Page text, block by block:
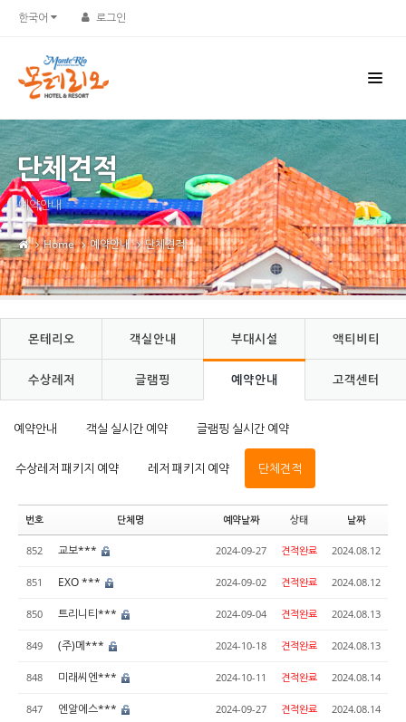
한국어 로그인
단체견적
예약안내
Home 예약안내 단체견적
몬테리오 객실안내 부대시설 액티비티
수상레저 글램핑 예약안내 고객센터
예약안내 객실 실시간 예약 글램핑 실시간 예약
수상레저 패키지 예약 레저 패키지 예약 단체견적
번호 단체명 예약날짜 상태 날짜
852 교보*** 2024-09-27 견적완료 2024.08.12
851 EXO *** 2024-09-02 견적완료 2024.08.12
850 트리니티*** 2024-09-04 견적완료 2024.08.13
849 (주)메*** 2024-10-18 견적완료 2024.08.13
848 미래씨엔*** 2024-10-11 견적완료 2024.08.14
847 엔알에스*** 2024-09-27 견적완료 2024.08.14
Sketchbook5, 스케치북5